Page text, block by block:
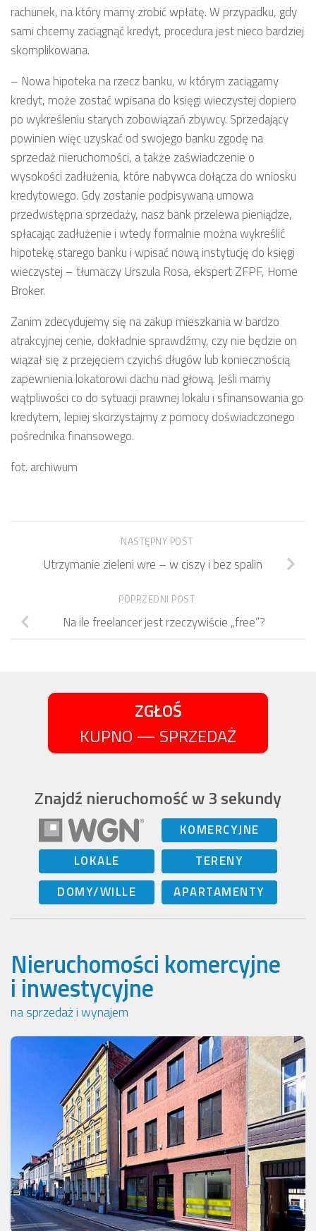
rachunek, na który mamy zrobić wpłatę. W przypadku, gdy
sami chcemy zaciągnąć kredyt, procedura jest nieco bardziej
skomplikowana.
– Nowa hipoteka na rzecz banku, w którym zaciągamy
kredyt, może zostać wpisana do księgi wieczystej dopiero
po wykreśleniu starych zobowiązań zbywcy. Sprzedający
powinien więc uzyskać od swojego banku zgodę na
sprzedaż nieruchomości, a także zaświadczenie o
wysokości zadłużenia, które nabywca dołącza do wniosku
kredytowego. Gdy zostanie podpisywana umowa
przedwstępna sprzedaży, nasz bank przelewa pieniądze,
spłacając zadłużenie i wtedy formalnie można wykreślić
hipotekę starego banku i wpisać nową instytucję do księgi
wieczystej – tłumaczy Urszula Rosa, ekspert ZFPF, Home
Broker.
Zanim zdecydujemy się na zakup mieszkania w bardzo
atrakcyjnej cenie, dokładnie sprawdźmy, czy nie będzie on
wiązał się z przejęciem czyichś długów lub koniecznością
zapewnienia lokatorowi dachu nad głową. Jeśli mamy
wątpliwości co do sytuacji prawnej lokalu i sfinansowania go
kredytem, lepiej skorzystajmy z pomocy doświadczonego
pośrednika finansowego.
fot. archiwum
NASTĘPNY POST
Utrzymanie zieleni wre – w ciszy i bez spalin
POPRZEDNI POST
Na ile freelancer jest rzeczywiście „free”?
ZGŁOŚ
KUPNO — SPRZEDAŻ
Znajdź nieruchomość w 3 sekundy
KOMERCYJNE
LOKALE
TERENY
DOMY/WILLE
APARTAMENTY
Nieruchomości komercyjne
i inwestycyjne
na sprzedaż i wynajem